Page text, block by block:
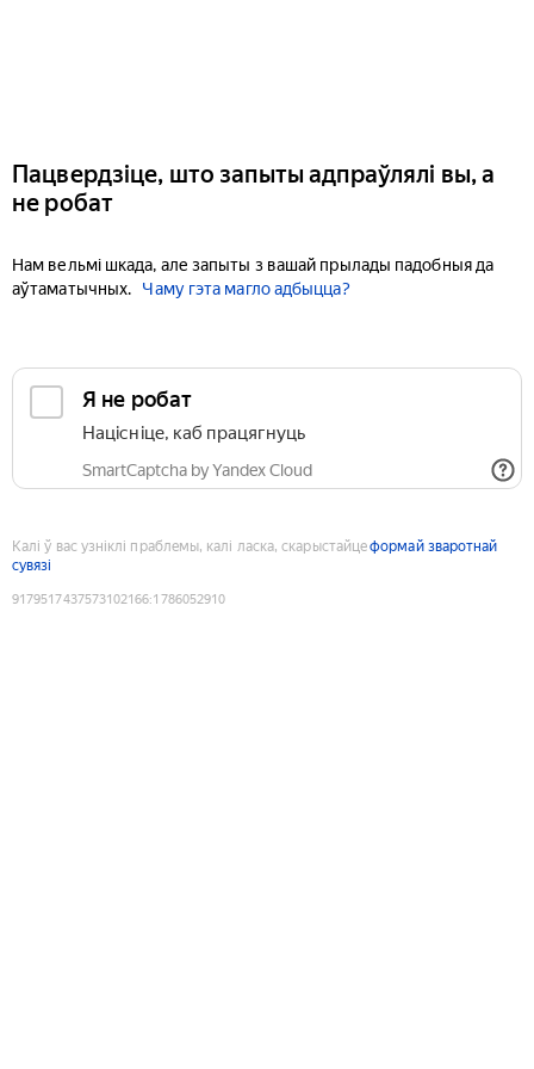
Пацвердзіце, што запыты адпраўлялі вы, а
не робат
Нам вельмі шкада, але запыты з вашай прылады падобныя да
аўтаматычных.
Чаму гэта магло адбыцца?
Я не робат
Націсніце, каб працягнуць
SmartCaptcha by Yandex Cloud
Калі ў вас узніклі праблемы, калі ласка, скарыстайцеформай зваротнай
сувязі
9179517437573102166:1786052910